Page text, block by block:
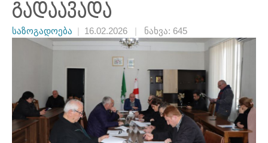
გადაავადა
საზოგადოება 16.02.2026 ნახვა: 645